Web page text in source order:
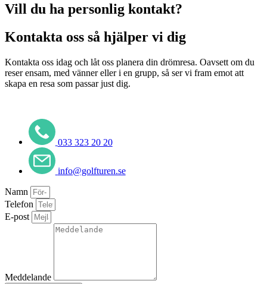
Vill du ha personlig kontakt?
Kontakta oss så hjälper vi dig
Kontakta oss idag och låt oss planera din drömresa. Oavsett om du
reser ensam, med vänner eller i en grupp, så ser vi fram emot att
skapa en resa som passar just dig.
033 323 20 20
info@golfturen.se
Namn
Telefon
E-post
Meddelande